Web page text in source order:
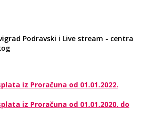
Podravski i Live stream - centra
iz Proračuna od 01.01.2022.
iz Proračuna od 01.01.2020. do